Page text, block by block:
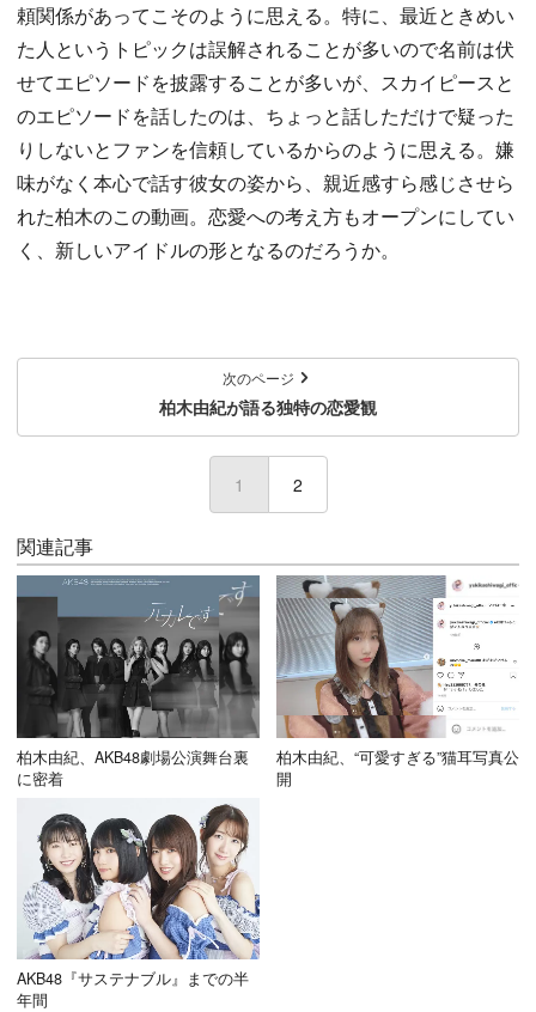
頼関係があってこそのように思える。特に、最近ときめい
た人というトピックは誤解されることが多いので名前は伏
せてエピソードを披露することが多いが、スカイピースと
のエピソードを話したのは、ちょっと話しただけで疑った
りしないとファンを信頼しているからのように思える。嫌
味がなく本心で話す彼女の姿から、親近感すら感じさせら
れた柏木のこの動画。恋愛への考え方もオープンにしてい
く、新しいアイドルの形となるのだろうか。
次のページ
柏木由紀が語る独特の恋愛観
1 (current)
2
関連記事
柏木由紀、AKB48劇場公演舞台裏
に密着
柏木由紀、“可愛すぎる”猫耳写真公
開
AKB48『サステナブル』までの半
年間